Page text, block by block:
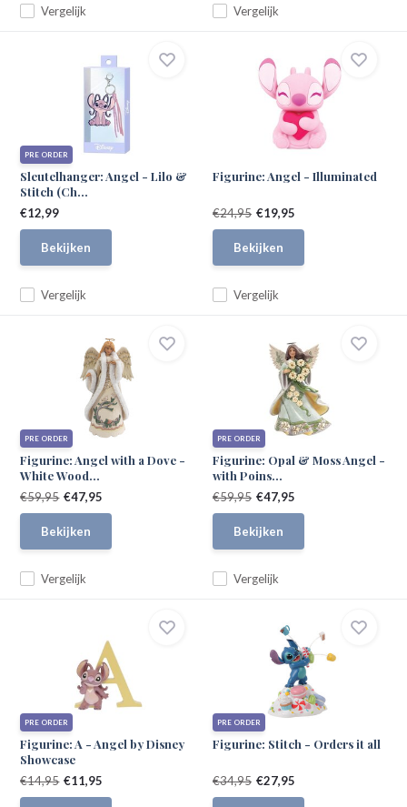
Vergelijk Vergelijk
PRE ORDER
Sleutelhanger: Angel - Lilo &
Stitch (Ch...
Vergelijk
€12,99
Bekijken
Figurine: Angel - Illuminated
Vergelijk
€24,95 €19,95
Bekijken
PRE ORDER
Figurine: Angel with a Dove -
White Wood...
Vergelijk
€59,95 €47,95
Bekijken
PRE ORDER
Figurine: Opal & Moss Angel -
with Poins...
Vergelijk
€59,95 €47,95
Bekijken
PRE ORDER
Figurine: A - Angel by Disney
Showcase
€14,95 €11,95
PRE ORDER
Figurine: Stitch - Orders it all
€34,95 €27,95